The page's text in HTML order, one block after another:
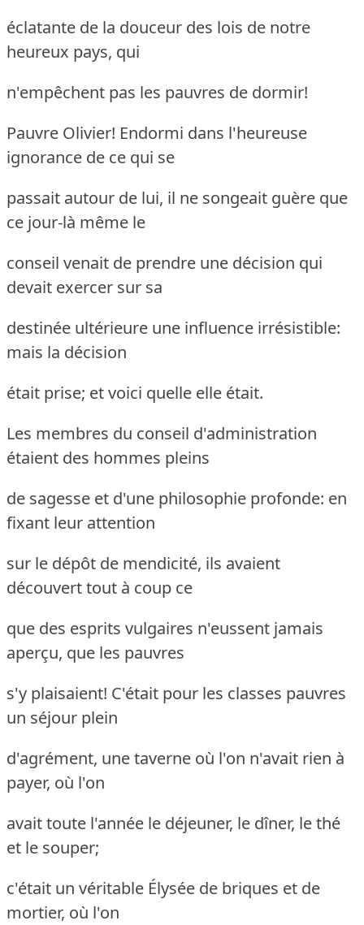
éclatante de la douceur des lois de notre
heureux pays, qui
n'empêchent pas les pauvres de dormir!
Pauvre Olivier! Endormi dans l'heureuse
ignorance de ce qui se
passait autour de lui, il ne songeait guère que
ce jour-là même le
conseil venait de prendre une décision qui
devait exercer sur sa
destinée ultérieure une influence irrésistible:
mais la décision
était prise; et voici quelle elle était.
Les membres du conseil d'administration
étaient des hommes pleins
de sagesse et d'une philosophie profonde: en
fixant leur attention
sur le dépôt de mendicité, ils avaient
découvert tout à coup ce
que des esprits vulgaires n'eussent jamais
aperçu, que les pauvres
s'y plaisaient! C'était pour les classes pauvres
un séjour plein
d'agrément, une taverne où l'on n'avait rien à
payer, où l'on
avait toute l'année le déjeuner, le dîner, le thé
et le souper;
c'était un véritable Élysée de briques et de
mortier, où l'on